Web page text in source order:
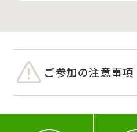
ご参加の注意事項